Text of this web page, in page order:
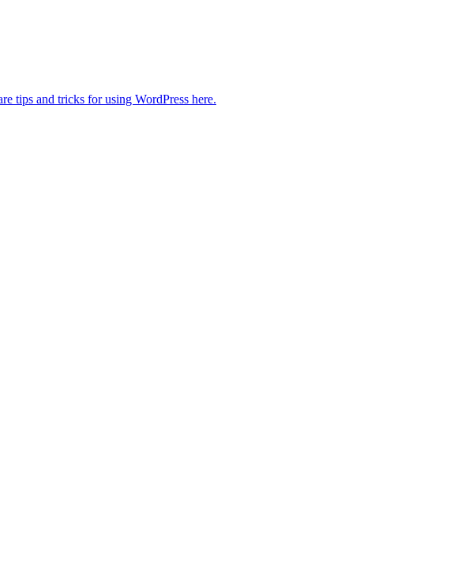
tips and tricks for using WordPress here.